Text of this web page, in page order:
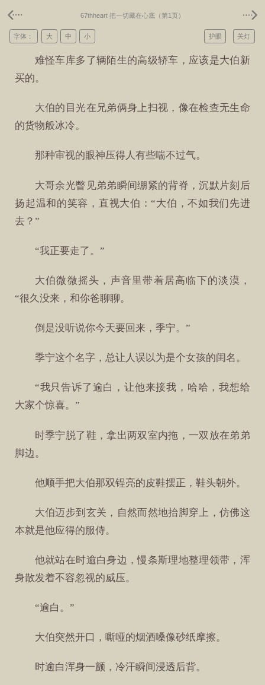
67thheart 把一切藏在心底（第1页）
关灯
护眼
字体： 大 中 小
难怪车库多了辆陌生的高级轿车，应该是大伯新
买的。
大伯的目光在兄弟俩身上扫视，像在检查无生命
的货物般冰冷。
那种审视的眼神压得人有些喘不过气。
大哥余光瞥见弟弟瞬间绷紧的背脊，沉默片刻后
扬起温和的笑容，直视大伯：“大伯，不如我们先进
去？”
“我正要走了。”
大伯微微摇头，声音里带着居高临下的淡漠，
“很久没来，和你爸聊聊。
倒是没听说你今天要回来，季宁。”
季宁这个名字，总让人误以为是个女孩的闺名。
“我只告诉了逾白，让他来接我，哈哈，我想给
大家个惊喜。”
时季宁脱了鞋，拿出两双室内拖，一双放在弟弟
脚边。
他顺手把大伯那双锃亮的皮鞋摆正，鞋头朝外。
大伯迈步到玄关，自然而然地抬脚穿上，仿佛这
本就是他应得的服侍。
他就站在时逾白身边，慢条斯理地整理领带，浑
身散发着不容忽视的威压。
“逾白。”
大伯突然开口，嘶哑的烟酒嗓像砂纸摩擦。
时逾白浑身一颤，冷汗瞬间浸透后背。